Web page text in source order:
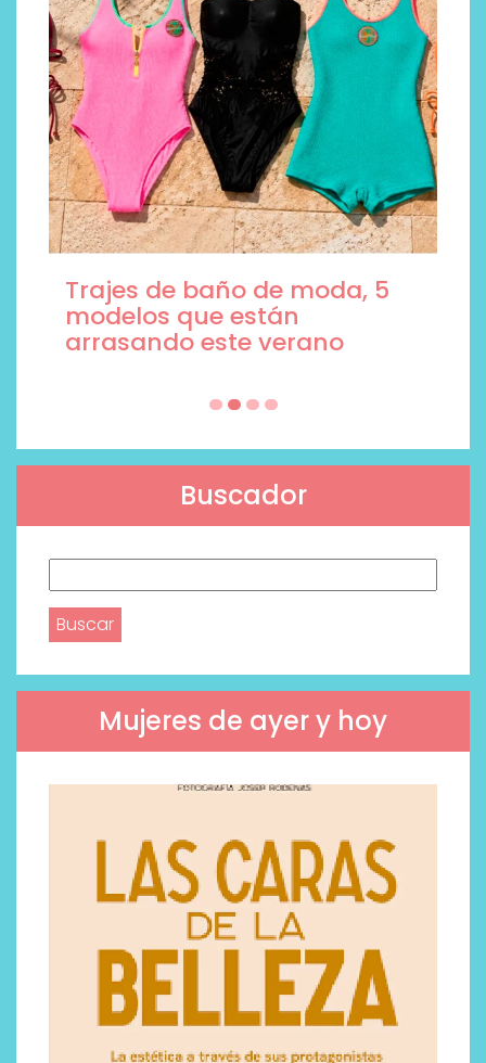
Trajes de baño de moda, 5
modelos que están
arrasando este verano
Buscador
Mujeres de ayer y hoy